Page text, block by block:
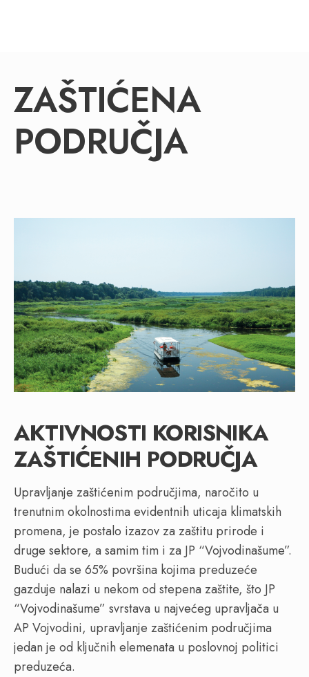
ZAŠTIĆENA
PODRUČJA
AKTIVNOSTI KORISNIKA
ZAŠTIĆENIH PODRUČJA
Upravljanje zaštićenim područjima, naročito u
trenutnim okolnostima evidentnih uticaja klimatskih
promena, je postalo izazov za zaštitu prirode i
druge sektore, a samim tim i za JP “Vojvodinašume”.
Budući da se 65% površina kojima preduzeće
gazduje nalazi u nekom od stepena zaštite, što JP
“Vojvodinašume” svrstava u najvećeg upravljača u
AP Vojvodini, upravljanje zaštićenim područjima
jedan je od ključnih elemenata u poslovnoj politici
preduzeća.